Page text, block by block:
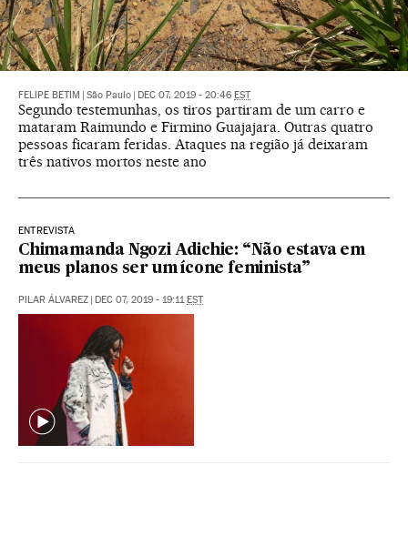
FELIPE BETIM São Paulo DEC 07, 2019 - 20:46 EST
Segundo testemunhas, os tiros partiram de um carro e
mataram Raimundo e Firmino Guajajara. Outras quatro
pessoas ficaram feridas. Ataques na região já deixaram
três nativos mortos neste ano
ENTREVISTA
Chimamanda Ngozi Adichie: “Não estava em
meus planos ser um ícone feminista”
PILAR ÁLVAREZ DEC 07, 2019 - 19:11 EST